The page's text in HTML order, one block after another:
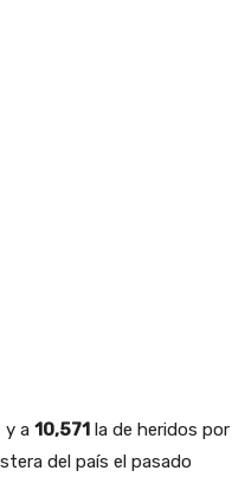
y a 10,571 la de heridos por
del país el pasado